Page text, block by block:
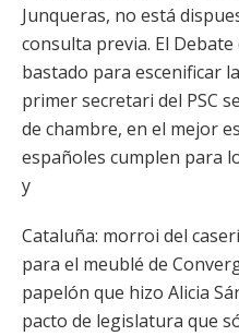
Junqueras, no está
consulta previa. El
bastado para escenificar
primer secretari del PSC
de chambre, en el mejor
españoles cumplen para
y
Cataluña: morroi del
para el meublé de
papelón que hizo Alicia
pacto de legislatura que